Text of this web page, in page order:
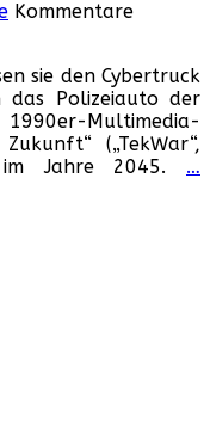
Kommentare
sie den Cybertruck
das Polizeiauto der
Multimedia-
(„TekWar“,
im Jahre 2045. …